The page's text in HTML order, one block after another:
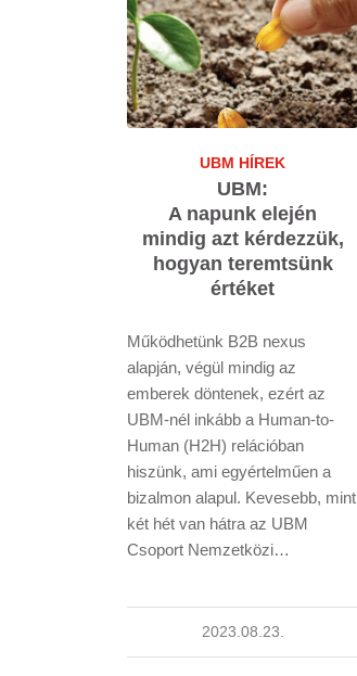
UBM HÍREK
UBM:
A napunk elején
mindig azt kérdezzük,
hogyan teremtsünk
értéket
Működhetünk B2B nexus
alapján, végül mindig az
emberek döntenek, ezért az
UBM-nél inkább a Human-to-
Human (H2H) relációban
hiszünk, ami egyértelműen a
bizalmon alapul. Kevesebb, mint
két hét van hátra az UBM
Csoport Nemzetközi…
2023.08.23.